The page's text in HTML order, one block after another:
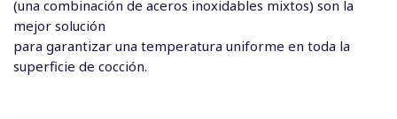
(una combinación de aceros inoxidables mixtos) son la
mejor solución
para garantizar una temperatura uniforme en toda la
superficie de cocción.